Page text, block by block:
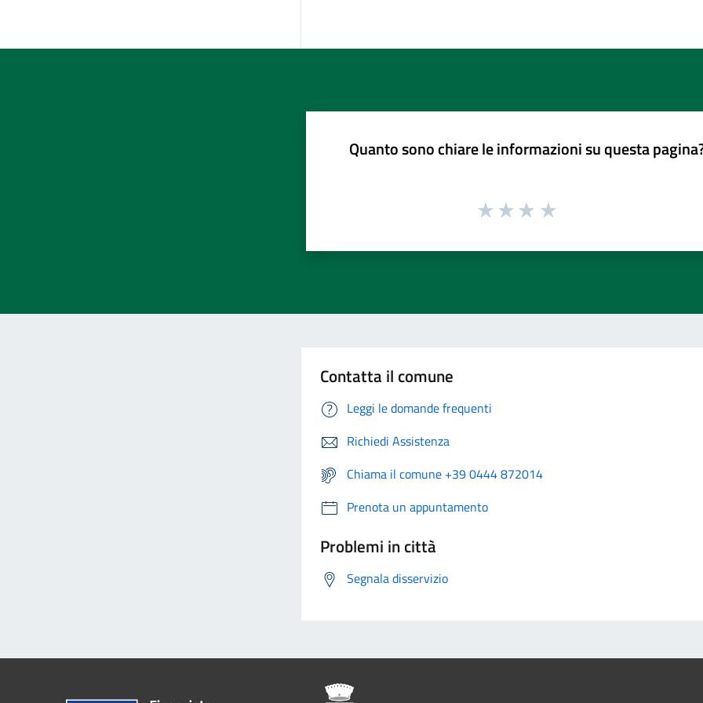
Quanto sono chiare le informazioni su questa
Contatta il comune
Leggi le domande frequenti
Richiedi Assistenza
Chiama il comune +39 0444 872014
Prenota un appuntamento
Problemi in città
Segnala disservizio